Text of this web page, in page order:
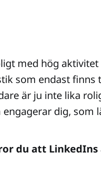
med hög
som endast
är ju inte lika
engagerar dig, som
du att